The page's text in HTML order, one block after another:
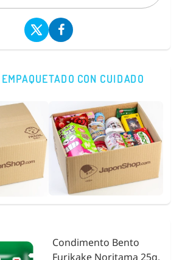
CON CUIDADO
Condimento Bento
Furikake Noritama 25g.